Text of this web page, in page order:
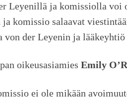
Leyenillä ja komissiolla voi
ja komissio salaavat
von der Leyenin ja
oikeusasiamies Emily
ei ole mikään